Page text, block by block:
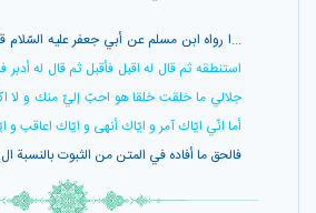
...ا رواه ابن مسلم عن أبي جعفر عليه السّلام
استنطقه ثم قال له اقبل فأقبل ثم قال له أدبر
جلالي ما خلقت خلقا هو احبّ إليّ منك و لا
أما انّي ايّاك آمر و ايّاك أنهى و ايّاك اعاقب و
فالحق ما أفاده في المتن من الثبوت بالنسبة